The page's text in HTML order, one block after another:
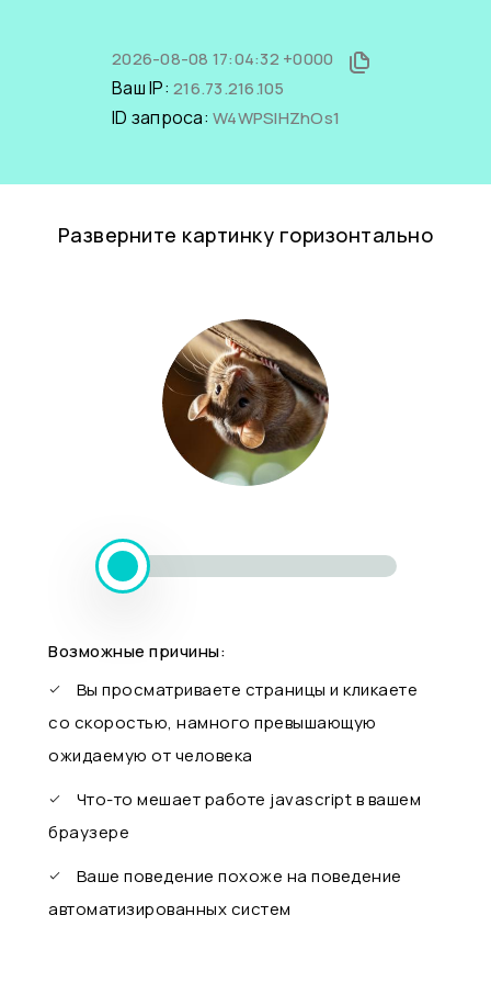
2026-08-08 17:04:32 +0000
Ваш IP: 216.73.216.105
ID запроса: W4WPSIHZhOs1
Разверните картинку горизонтально
Возможные причины:
Вы просматриваете страницы и кликаете
со скоростью, намного превышающую
ожидаемую от человека
Что-то мешает работе javascript в вашем
браузере
Ваше поведение похоже на поведение
автоматизированных систем